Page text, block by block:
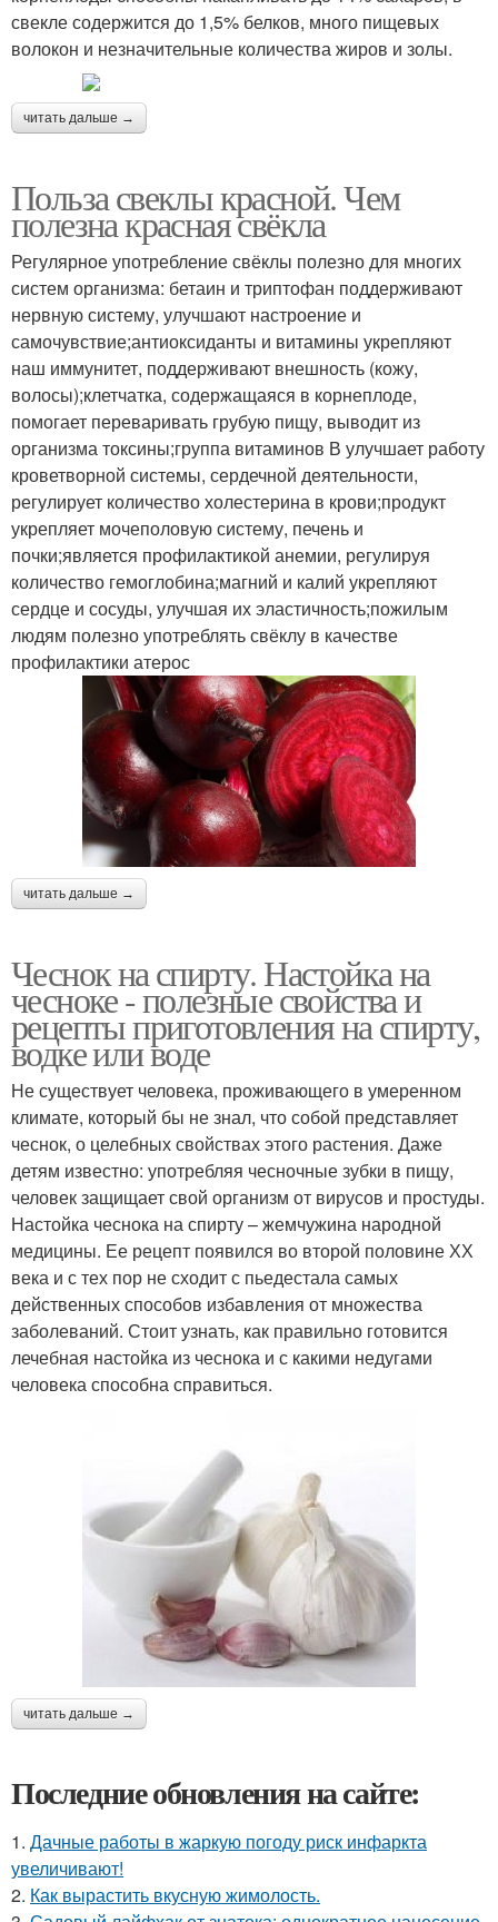
свекле содержится до 1,5% белков, много пищевых
волокон и незначительные количества жиров и золы.
читать дальше →
Польза свеклы красной. Чем
полезна красная свёкла
Регулярное употребление свёклы полезно для многих
систем организма: бетаин и триптофан поддерживают
нервную систему, улучшают настроение и
самочувствие;антиоксиданты и витамины укрепляют
наш иммунитет, поддерживают внешность (кожу,
волосы);клетчатка, содержащаяся в корнеплоде,
помогает переваривать грубую пищу, выводит из
организма токсины;группа витаминов В улучшает работу
кроветворной системы, сердечной деятельности,
регулирует количество холестерина в крови;продукт
укрепляет мочеполовую систему, печень и
почки;является профилактикой анемии, регулируя
количество гемоглобина;магний и калий укрепляют
сердце и сосуды, улучшая их эластичность;пожилым
людям полезно употреблять свёклу в качестве
профилактики атерос
читать дальше →
Чеснок на спирту. Настойка на
чесноке - полезные свойства и
рецепты приготовления на спирту,
водке или воде
Не существует человека, проживающего в умеренном
климате, который бы не знал, что собой представляет
чеснок, о целебных свойствах этого растения. Даже
детям известно: употребляя чесночные зубки в пищу,
человек защищает свой организм от вирусов и простуды.
Настойка чеснока на спирту – жемчужина народной
медицины. Ее рецепт появился во второй половине ХХ
века и с тех пор не сходит с пьедестала самых
действенных способов избавления от множества
заболеваний. Стоит узнать, как правильно готовится
лечебная настойка из чеснока и с какими недугами
человека способна справиться.
читать дальше →
Последние обновления на сайте:
1. Дачные работы в жаркую погоду риск инфаркта
увеличивают!
2. Как вырастить вкусную жимолость.